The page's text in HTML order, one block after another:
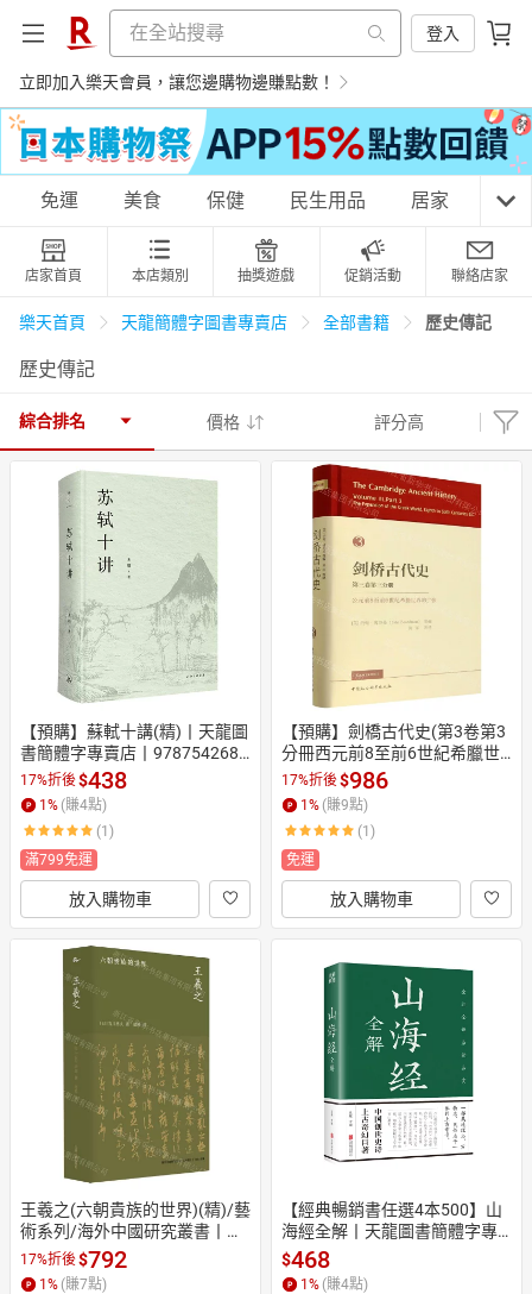
登入
立即加入樂天會員，讓您邊購物邊賺點數！
購物網分類
天天免運 美食蛋糕 養生保健 民生用品
居家生活 3C家電 親子玩具
化妝保養 情趣用品
日本購物 電子/紙本書
HOT
免運 美食 保健 民生用品 居家 3C
店家首頁 本店類別 抽獎遊戲 促銷活動 聯絡店家
樂天首頁 天龍簡體字圖書專賣店 全部書籍 歷史傳記
歷史傳記
綜合排名 價格 評分高
【預購】蘇軾十講(精)丨天龍圖
書簡體字專賣店丨9787542687
111 (tl2604)
17%折後$438
1 % (賺4點)
(1)
滿799免運
放入購物車
【預購】劍橋古代史(第3卷第3
分冊西元前8至前6世紀希臘世
界的擴張)(精)丨天龍圖書簡體
字專賣店丨9787522758053 (tl
2609)
17%折後$986
1 % (賺9點)
(1)
免運
放入購物車
王羲之(六朝貴族的世界)(精)/藝
術系列/海外中國研究叢書丨天
龍圖書簡體字專賣店丨978721
4290748 (tl2607)
17%折後$792
1% (賺7點)
【經典暢銷書任選4本500】山
海經全解丨天龍圖書簡體字專
賣店丨978755024545701 (tl26
02_中智)
$468
1% (賺4點)